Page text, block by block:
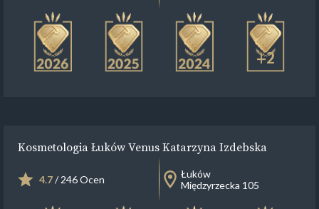
+2
Kosmetologia Łuków Venus Katarzyna Izdebska
4.7/ 246 Ocen
Łuków
Międzyrzecka 105